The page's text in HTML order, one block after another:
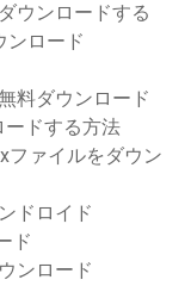
ウンロードする
ンロード
料ダウンロード
ードする方法
ファイルをダウン
ドロイド
ド
ンロード